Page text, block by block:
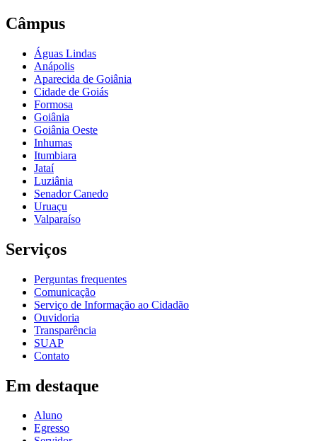
Câmpus
Águas Lindas
Anápolis
Aparecida de Goiânia
Cidade de Goiás
Formosa
Goiânia
Goiânia Oeste
Inhumas
Itumbiara
Jataí
Luziânia
Senador Canedo
Uruaçu
Valparaíso
Serviços
Perguntas frequentes
Comunicação
Serviço de Informação ao Cidadão
Ouvidoria
Transparência
SUAP
Contato
Em destaque
Aluno
Egresso